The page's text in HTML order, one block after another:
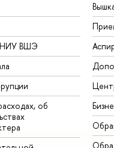
НИУ ВШЭ
об